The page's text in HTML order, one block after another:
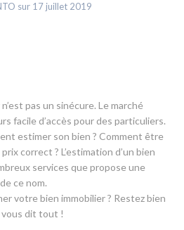
sur 17 juillet 2019
pas un sinécure. Le marché
facile d’accès pour des particuliers.
estimer son bien ? Comment être
correct ? L’estimation d’un bien
services que propose une
ce nom.
votre bien immobilier ? Restez bien
vous dit tout !